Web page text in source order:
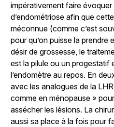
impérativement faire
d’endométriose afin que
méconnue (comme c’est
pour qu’on puisse la prendre
désir de grossesse, le
est la pilule ou un progestatif
l’endomètre au repos. En
avec les analogues de la
comme en ménopause »
assécher les lésions. La
aussi sa place à la fois pour